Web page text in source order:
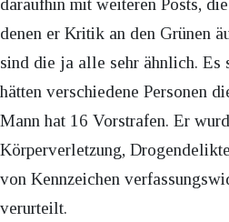
daraufhin mit weiteren Posts,
denen er Kritik an den Grünen
sind die ja alle sehr ähnlich. Es
hätten verschiedene Personen
Mann hat 16 Vorstrafen. Er
Körperverletzung,
von Kennzeichen
verurteilt.